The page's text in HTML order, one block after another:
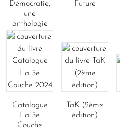
Démocratie,
une
anthologie
Future
Catalogue
La 5e
Couche
TaK (2ème
édition)